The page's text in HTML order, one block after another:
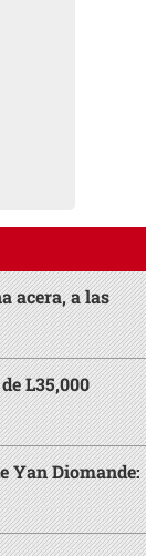
acera, a las
L35,000
Yan Diomande: